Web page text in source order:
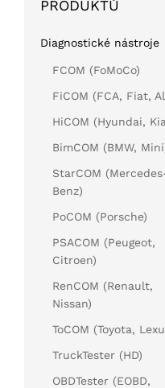
PRODUKTŮ
Diagnostické nástroje
FCOM (FoMoCo)
FiCOM (FCA, Fiat,
HiCOM (Hyundai,
BimCOM (BMW,
StarCOM
Benz)
PoCOM (Porsche)
PSACOM (Peugeot,
Citroen)
RenCOM (Renault,
Nissan)
ToCOM (Toyota,
TruckTester (HD)
OBDTester (EOBD,